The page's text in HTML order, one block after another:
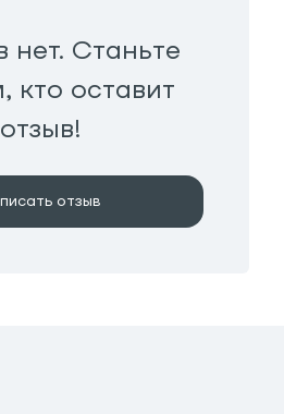
нет. Станьте
кто оставит
отзыв!
отзыв